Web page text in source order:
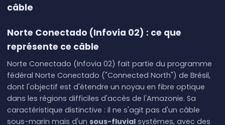
câble
Norte Conectado (Infovia 02) : ce que
représente ce câble
Norte Conectado (Infovia 02) fait partie du programme
fédéral Norte Conectado ("Connected North") de Brésil,
dont l'objectif est d'étendre un noyau en fibre optique
dans les régions difficiles d'accès de l'Amazonie. Sa
caractéristique distinctive : il ne s'agit pas d'un câble
sous-marin mais d'un sous-fluvialsystèmes, avec des